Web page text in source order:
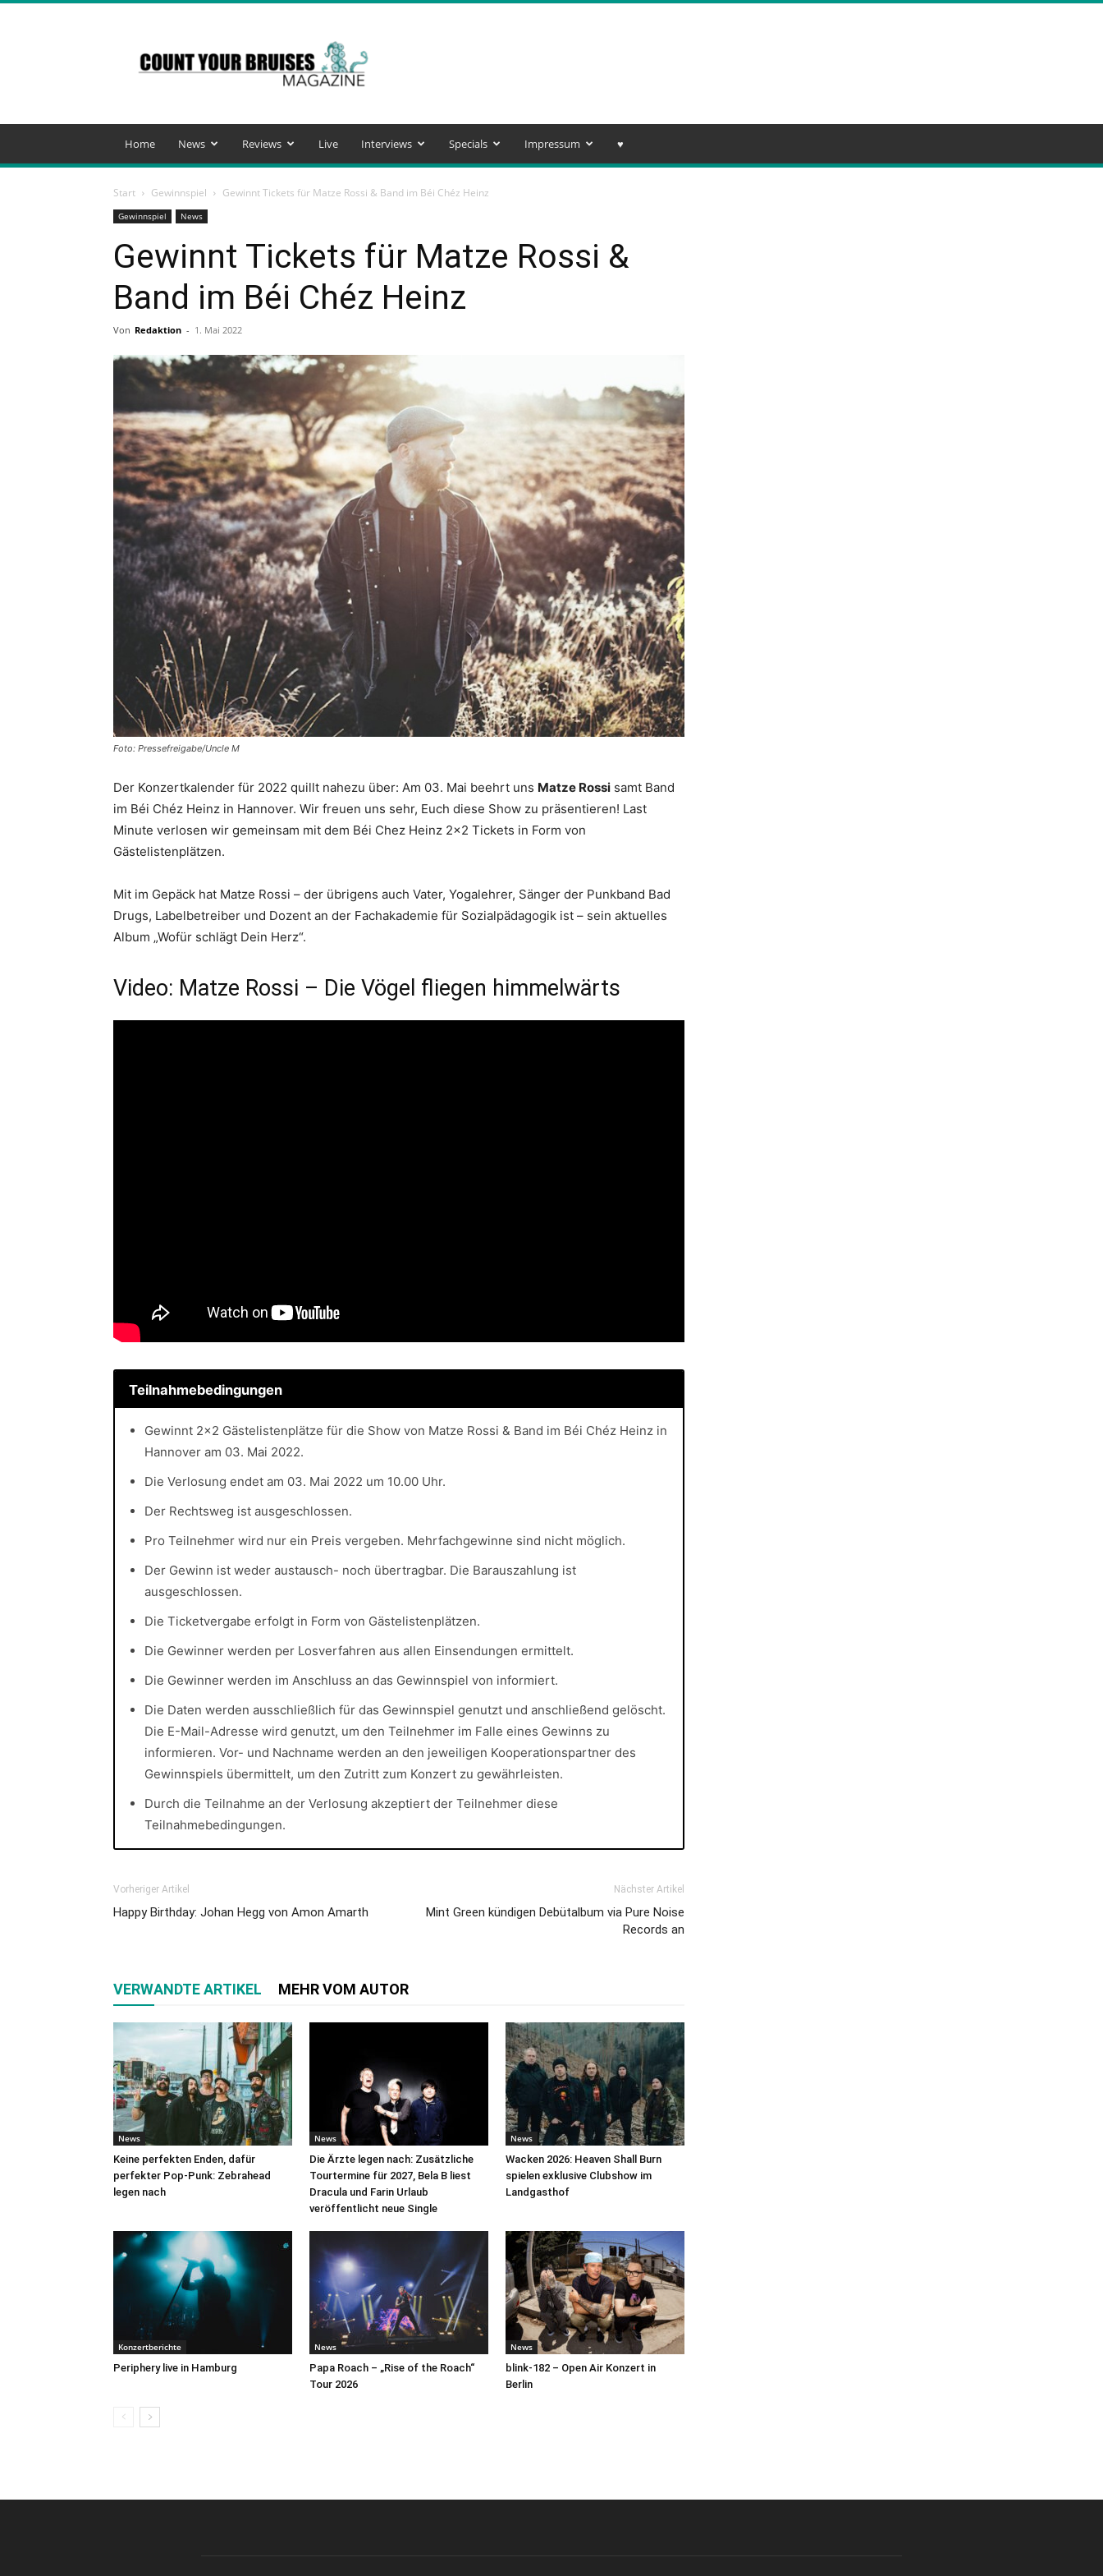
Your
Bruises
Magazine
Home News Reviews Live Interviews Specials Impressum ♥️
Start Gewinnspiel Gewinnt Tickets für Matze Rossi & Band im Béi Chéz Heinz
Gewinnspiel News
Gewinnt Tickets für Matze Rossi &
Band im Béi Chéz Heinz
Von Redaktion - 1. Mai 2022
Foto: Pressefreigabe/Uncle M
Der Konzertkalender für 2022 quillt nahezu über: Am 03. Mai beehrt uns Matze Rossi samt Band
im Béi Chéz Heinz in Hannover. Wir freuen uns sehr, Euch diese Show zu präsentieren! Last
Minute verlosen wir gemeinsam mit dem Béi Chez Heinz 2×2 Tickets in Form von
Gästelistenplätzen.
Mit im Gepäck hat Matze Rossi – der übrigens auch Vater, Yogalehrer, Sänger der Punkband Bad
Drugs, Labelbetreiber und Dozent an der Fachakademie für Sozialpädagogik ist – sein aktuelles
Album „Wofür schlägt Dein Herz“.
Video: Matze Rossi – Die Vögel fliegen himmelwärts
Teilnahmebedingungen
Gewinnt 2×2 Gästelistenplätze für die Show von Matze Rossi & Band im Béi Chéz Heinz in
Hannover am 03. Mai 2022.
Die Verlosung endet am 03. Mai 2022 um 10.00 Uhr.
Der Rechtsweg ist ausgeschlossen.
Pro Teilnehmer wird nur ein Preis vergeben. Mehrfachgewinne sind nicht möglich.
Der Gewinn ist weder austausch- noch übertragbar. Die Barauszahlung ist
ausgeschlossen.
Die Ticketvergabe erfolgt in Form von Gästelistenplätzen.
Die Gewinner werden per Losverfahren aus allen Einsendungen ermittelt.
Die Gewinner werden im Anschluss an das Gewinnspiel von informiert.
Die Daten werden ausschließlich für das Gewinnspiel genutzt und anschließend gelöscht.
Die E-Mail-Adresse wird genutzt, um den Teilnehmer im Falle eines Gewinns zu
informieren. Vor- und Nachname werden an den jeweiligen Kooperationspartner des
Gewinnspiels übermittelt, um den Zutritt zum Konzert zu gewährleisten.
Durch die Teilnahme an der Verlosung akzeptiert der Teilnehmer diese
Teilnahmebedingungen.
Vorheriger Artikel
Happy Birthday: Johan Hegg von Amon Amarth
Nächster Artikel
Mint Green kündigen Debütalbum via Pure Noise
Records an
VERWANDTE ARTIKEL MEHR VOM AUTOR
News
Keine perfekten Enden, dafür
perfekter Pop-Punk: Zebrahead
legen nach
News
Die Ärzte legen nach: Zusätzliche
Tourtermine für 2027, Bela B liest
Dracula und Farin Urlaub
veröffentlicht neue Single
News
Wacken 2026: Heaven Shall Burn
spielen exklusive Clubshow im
Landgasthof
Konzertberichte
Periphery live in Hamburg
News
Papa Roach – „Rise of the Roach“
Tour 2026
News
blink-182 – Open Air Konzert in
Berlin